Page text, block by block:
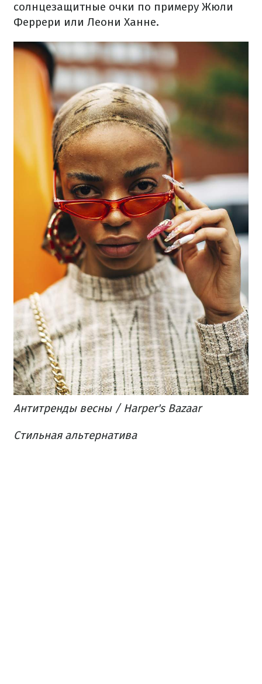
солнцезащитные очки по примеру Жюли
Феррери или Леони Ханне.
Антитренды весны / Harper's Bazaar
Стильная альтернатива